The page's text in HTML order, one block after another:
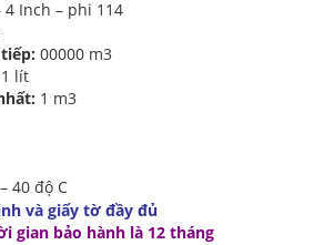
4 Inch – phi 114
00000 m3
1 lít
1 m3
40 độ C
và giấy tờ đầy đủ
gian bảo hành là 12 tháng